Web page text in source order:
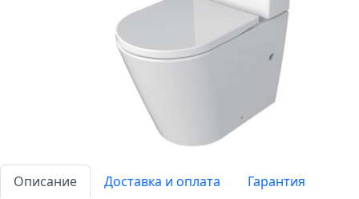
Описание Доставка и оплата
Гарантия